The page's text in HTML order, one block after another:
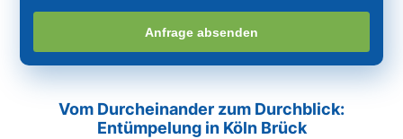
Anfrage absenden
Vom Durcheinander zum Durchblick:
Entümpelung in Köln Brück